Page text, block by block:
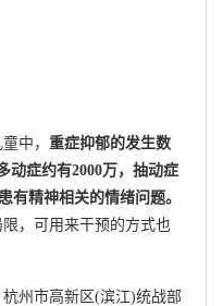
中， 重症抑郁的发生数
动症约有2000万，抽动症
有精神相关的情绪问题。
，可用来干预的方式也
州市高新区(滨江)统战部